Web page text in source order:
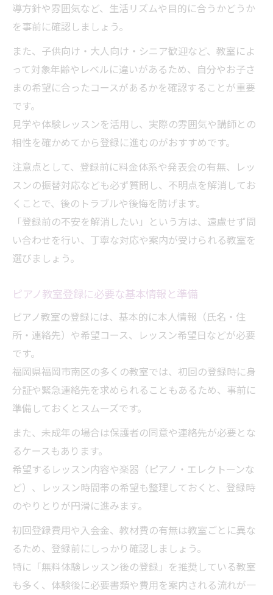
忙しい大人も無理なく続けられる登録方法
ピアノ教室体験レッスンを活かした入会の
コツ
ピアノ教室は年齢問わず登録できる理由
ピアノ教室が年齢制限なく登録できる理由
子どもも大人も歓迎するピアノ教室の特徴
ピアノ教室登録でよくある年齢の不安と解
消法
シニア世代も始めやすいピアノ教室登録の
魅力
ピアノ教室で幅広い年齢層が楽しめる秘密
初心者も安心の登録ステップ紹介
ピアノ教室の登録フローと不安解消のポイ
ント
ピアノ教室登録時のよくある疑問と解決法
ピアノ教室登録をスムーズに進めるコツ
レッスン選びに役立つ登録開始のコツ
ピアノ教室選びと登録時に比較すべきポイ
ント
ピアノ教室登録で確認したいレッスン内容
体験レッスンがピアノ教室選びに役立つ理
由
自分に合ったピアノ教室登録のコツを伝授
ピアノ教室登録後のレッスン継続サポート
導方針や雰囲気など、生活リズムや目的に合うかどうか
を事前に確認しましょう。
また、子供向け・大人向け・シニア歓迎など、教室によ
って対象年齢やレベルに違いがあるため、自分やお子さ
まの希望に合ったコースがあるかを確認することが重要
です。
見学や体験レッスンを活用し、実際の雰囲気や講師との
相性を確かめてから登録に進むのがおすすめです。
注意点として、登録前に料金体系や発表会の有無、レッ
スンの振替対応なども必ず質問し、不明点を解消してお
くことで、後のトラブルや後悔を防げます。
「登録前の不安を解消したい」という方は、遠慮せず問
い合わせを行い、丁寧な対応や案内が受けられる教室を
選びましょう。
ピアノ教室登録に必要な基本情報と準備
ピアノ教室の登録には、基本的に本人情報（氏名・住
所・連絡先）や希望コース、レッスン希望日などが必要
です。
福岡県福岡市南区の多くの教室では、初回の登録時に身
分証や緊急連絡先を求められることもあるため、事前に
準備しておくとスムーズです。
また、未成年の場合は保護者の同意や連絡先が必要とな
るケースもあります。
希望するレッスン内容や楽器（ピアノ・エレクトーンな
ど）、レッスン時間帯の希望も整理しておくと、登録時
のやりとりが円滑に進みます。
初回登録費用や入会金、教材費の有無は教室ごとに異な
るため、登録前にしっかり確認しましょう。
特に「無料体験レッスン後の登録」を推奨している教室
も多く、体験後に必要書類や費用を案内される流れが一